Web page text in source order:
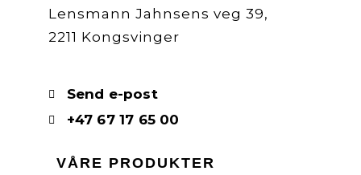
Lensmann Jahnsens veg 39,
2211 Kongsvinger
Send e-post
+47 67 17 65 00
VÅRE PRODUKTER